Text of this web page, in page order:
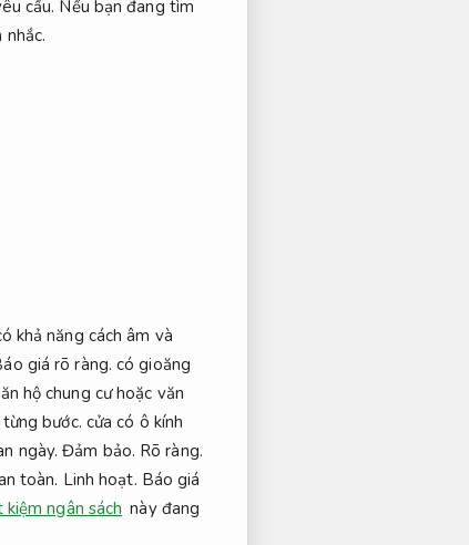
cầu. Nếu bạn đang tìm
khả năng cách âm và
giá rõ ràng. có gioăng
hộ chung cư hoặc văn
bước. cửa có ô kính
ngày.Đảm bảo. Rõ ràng.
toàn. Linh hoạt. Báo giá
ngân sách này đang